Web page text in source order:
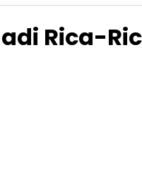
Rica-